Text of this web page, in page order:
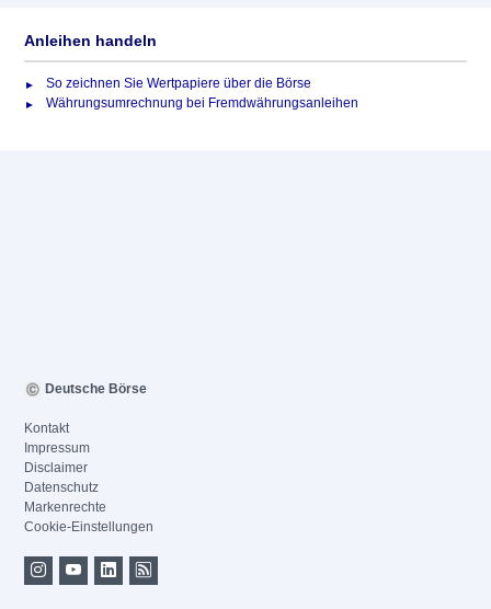
Anleihen handeln
So zeichnen Sie Wertpapiere über die Börse
Währungsumrechnung bei Fremdwährungsanleihen
Deutsche Börse
Kontakt
Impressum
Disclaimer
Datenschutz
Markenrechte
Cookie-Einstellungen